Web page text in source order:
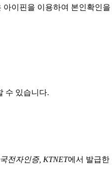
아이핀을 이용하여 본인확인을
수 있습니다.
전자인증, KTNET에서 발급한